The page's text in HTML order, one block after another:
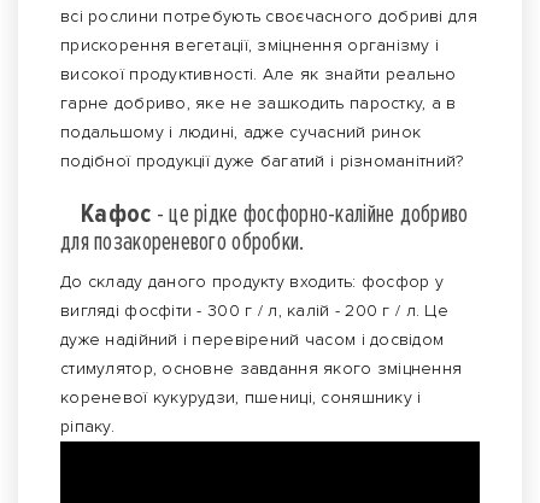
всі рослини потребують своєчасного добриві для
прискорення вегетації, зміцнення організму і
високої продуктивності. Але як знайти реально
гарне добриво, яке не зашкодить паростку, а в
подальшому і людині, адже сучасний ринок
подібної продукції дуже багатий і різноманітний?
Кафос - це рідке фосфорно-калійне добриво
для позакореневого обробки.
До складу даного продукту входить: фосфор у
вигляді фосфіти - 300 г / л, калій - 200 г / л. Це
дуже надійний і перевірений часом і досвідом
стимулятор, основне завдання якого зміцнення
кореневої кукурудзи, пшениці, соняшнику і
ріпаку.